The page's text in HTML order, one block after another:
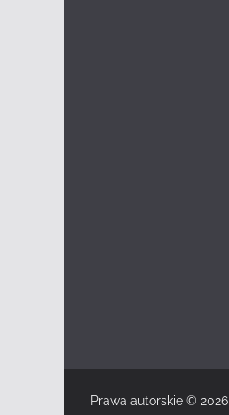
Prawa autorskie © 2026